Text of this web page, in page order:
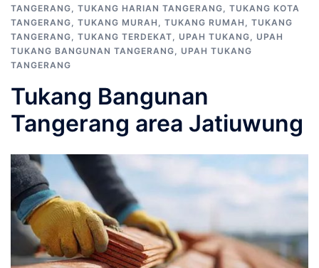
TANGERANG, TUKANG HARIAN TANGERANG, TUKANG KOTA
TANGERANG, TUKANG MURAH , TUKANG RUMAH , TUKANG
TANGERANG, TUKANG TERDEKAT, UPAH TUKANG, UPAH
TUKANG BANGUNAN TANGERANG, UPAH TUKANG
TANGERANG
Tukang Bangunan
Tangerang area Jatiuwung